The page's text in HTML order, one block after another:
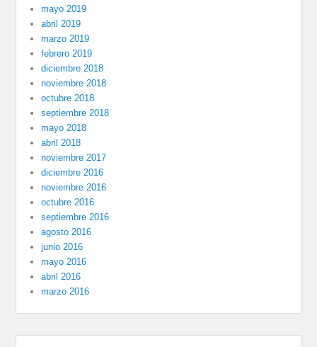
mayo 2019
abril 2019
marzo 2019
febrero 2019
diciembre 2018
noviembre 2018
octubre 2018
septiembre 2018
mayo 2018
abril 2018
noviembre 2017
diciembre 2016
noviembre 2016
octubre 2016
septiembre 2016
agosto 2016
junio 2016
mayo 2016
abril 2016
marzo 2016